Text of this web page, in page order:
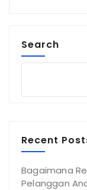
Search
Recent
Bagaimana
Pelanggan